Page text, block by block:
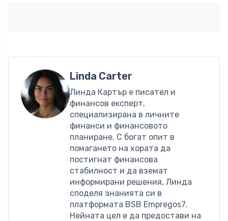
Linda Carter
Линда Картър е писател и
финансов експерт,
специализирана в личните
финанси и финансовото
планиране. С богат опит в
помагането на хората да
постигнат финансова
стабилност и да вземат
информирани решения, Линда
споделя знанията си в
платформата BSB Empregos7.
Нейната цел е да предостави на